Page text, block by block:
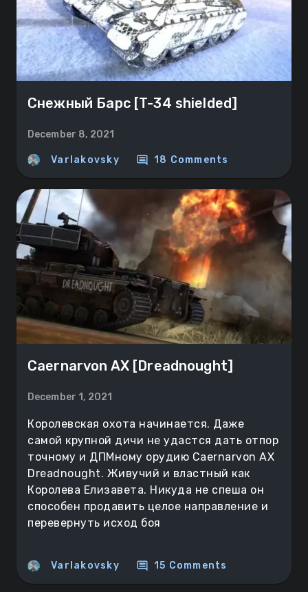
Снежный Барс [T-34 shielded]
December 8, 2021
Varlakovsky comment 18 Comments
Caernarvon AX [Dreadnought]
December 1, 2021
Королевская охота начинается. Даже
самой крупной дичи не удастся дать отпор
точному и ДПМному орудию Caernarvon AX
Dreadnought. Живучий и властный как
Королева Елизавета. Никуда не спеша он
способен продавить целое направление и
перевернуть исход боя
Varlakovsky comment 15 Comments